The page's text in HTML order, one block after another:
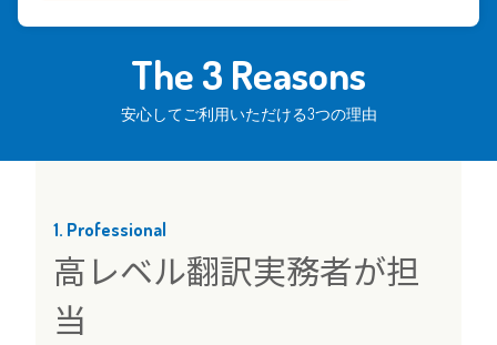
The 3 Reasons
安心してご利用いただける3つの理由
1. Professional
高レベル翻訳実務者が担
当